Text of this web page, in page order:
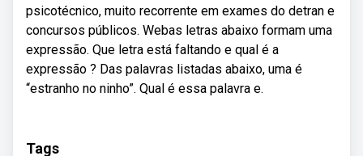
psicotécnico, muito recorrente em exames do detran e
concursos públicos. Webas letras abaixo formam uma
expressão. Que letra está faltando e qual é a
expressão ? Das palavras listadas abaixo, uma é
“estranho no ninho”. Qual é essa palavra e.
Tags